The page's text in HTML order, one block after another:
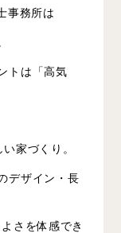
事務所は
トは「高気
家づくり。
デザイン・長
さを体感でき